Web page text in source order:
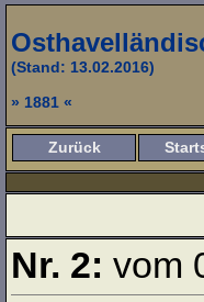
(Stand: 13.02.2016)
» 1881 «
Zurück
Nr. 2: vom